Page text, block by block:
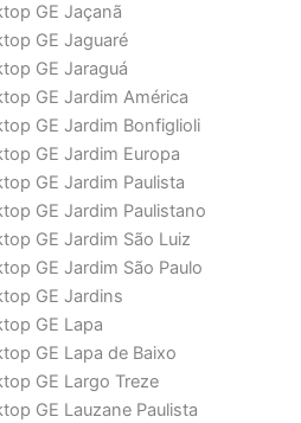
GE Jaçanã
GE Jaguaré
GE Jaraguá
GE Jardim América
GE Jardim Bonfiglioli
GE Jardim Europa
GE Jardim Paulista
GE Jardim Paulistano
GE Jardim São Luiz
GE Jardim São Paulo
GE Jardins
GE Lapa
GE Lapa de Baixo
GE Largo Treze
GE Lauzane Paulista